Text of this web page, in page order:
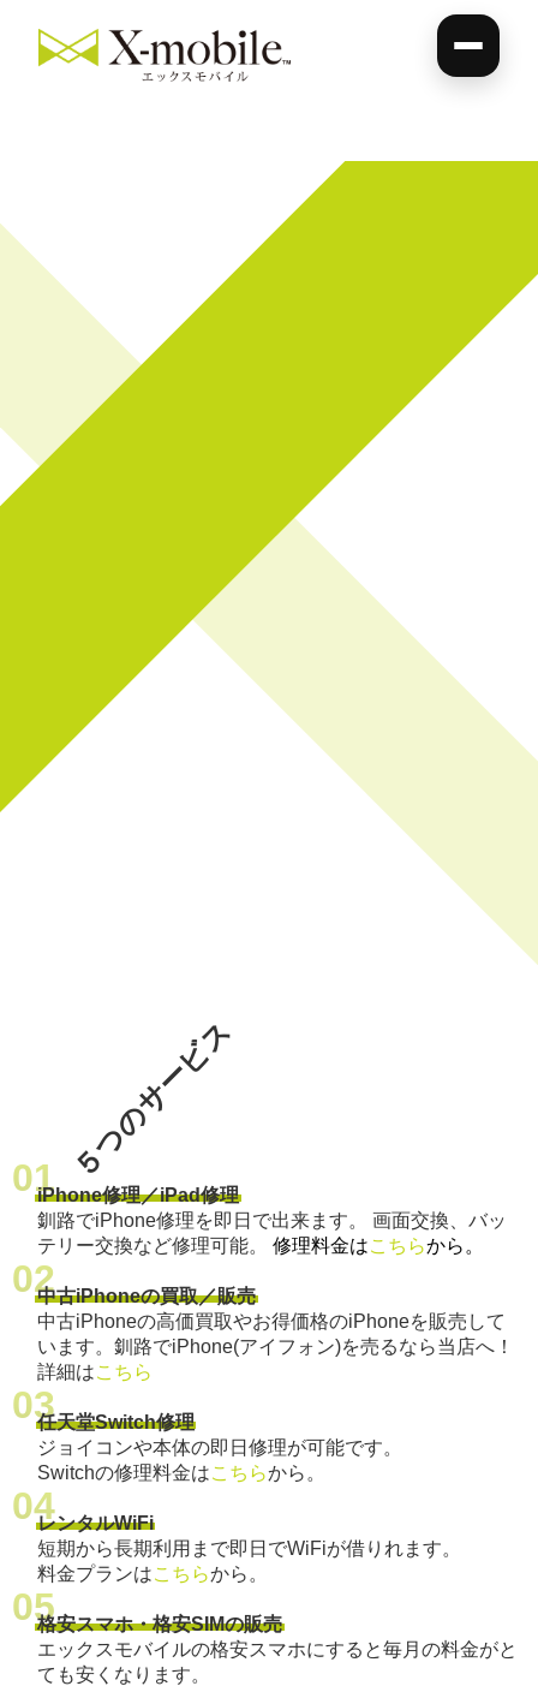
ス
モ
５つのサービス
iPhone修理／iPad修理
釧路でiPhone修理を即日で出来ます。 画面交換、バッ
テリー交換など修理可能。 修理料金はこちらから。
中古iPhoneの買取／販売
中古iPhoneの高価買取やお得価格のiPhoneを販売して
います。釧路でiPhone(アイフォン)を売るなら当店へ！
詳細はこちら
任天堂Switch修理
ジョイコンや本体の即日修理が可能です。
Switchの修理料金はこちらから。
レンタルWiFi
短期から長期利用まで即日でWiFiが借りれます。
料金プランはこちらから。
格安スマホ・格安SIMの販売
エックスモバイルの格安スマホにすると毎月の料金がと
ても安くなります。